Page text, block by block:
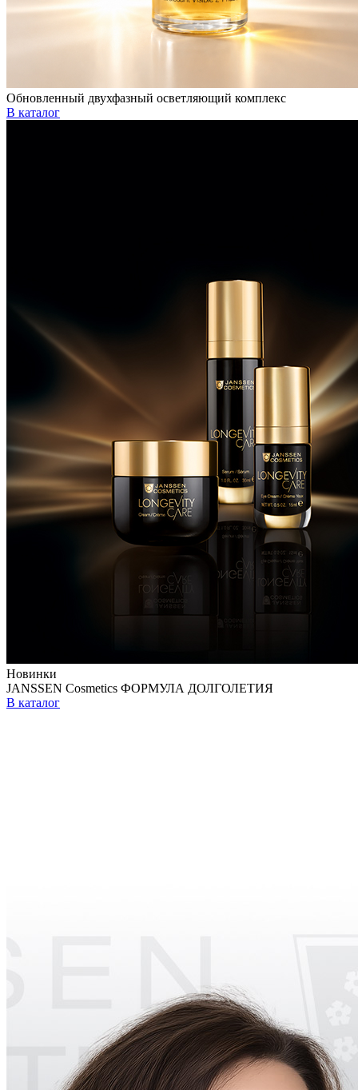
Обновленный двухфазный осветляющий комплекс
В каталог
Новинки
JANSSEN Cosmetics ФОРМУЛА ДОЛГОЛЕТИЯ
В каталог